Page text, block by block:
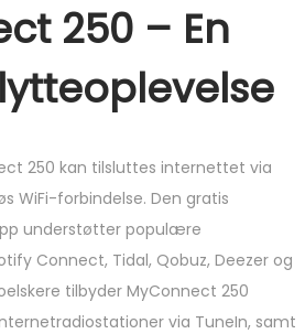
250 – En
250 kan tilsluttes internettet via
WiFi-forbindelse. Den gratis
understøtter populære
Connect, Tidal, Qobuz, Deezer og
tilbyder MyConnect 250
via TuneIn, samt